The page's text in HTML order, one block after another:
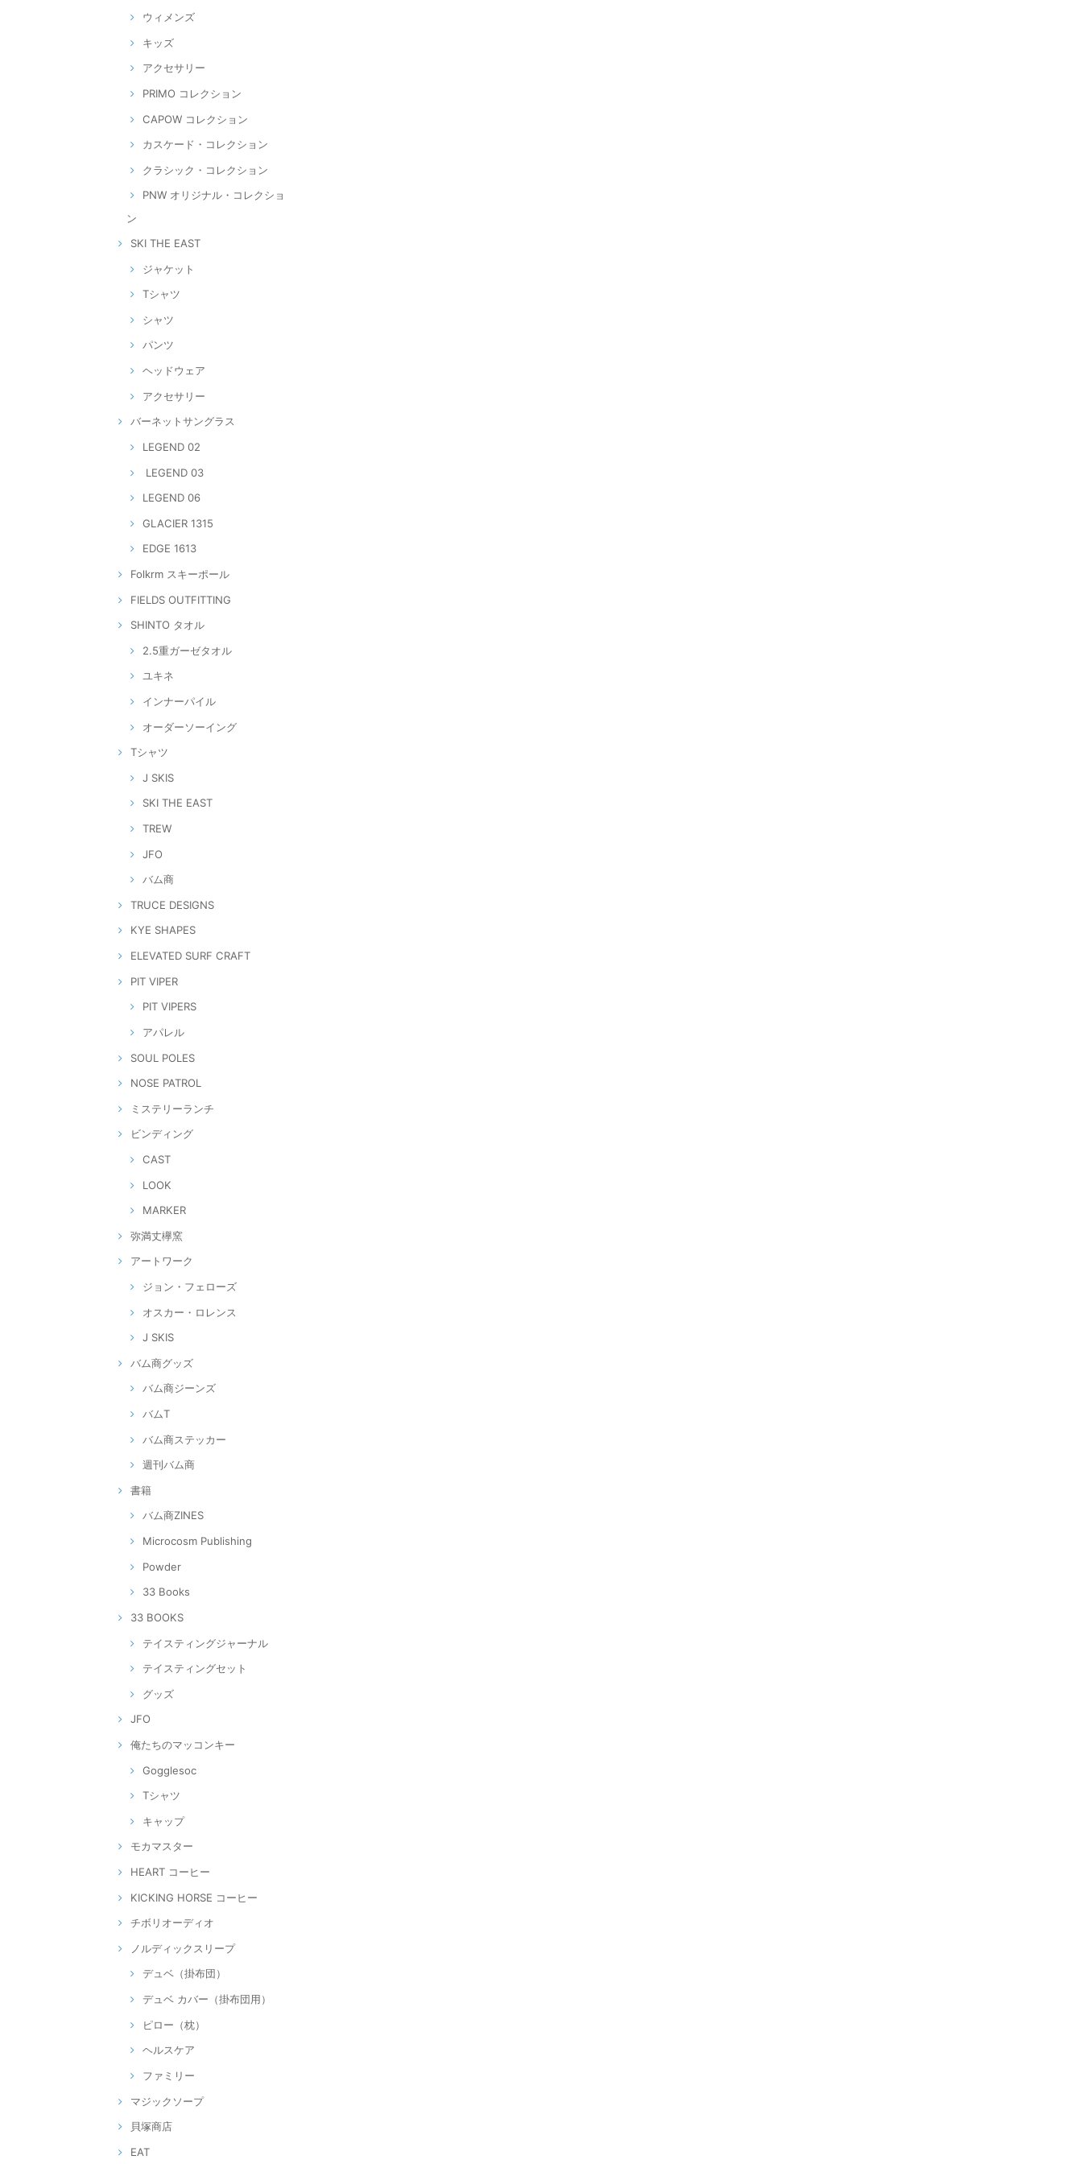
ウィメンズ
キッズ
アクセサリー
PRIMO コレクション
CAPOW コレクション
カスケード・コレクション
クラシック・コレクション
PNW オリジナル・コレクショ
ン
SKI THE EAST
ジャケット
Tシャツ
シャツ
パンツ
ヘッドウェア
アクセサリー
バーネットサングラス
LEGEND 02
LEGEND 03
LEGEND 06
GLACIER 1315
EDGE 1613
Folkrm スキーポール
FIELDS OUTFITTING
SHINTO タオル
2.5重ガーゼタオル
ユキネ
インナーパイル
オーダーソーイング
Tシャツ
J SKIS
SKI THE EAST
TREW
JFO
バム商
TRUCE DESIGNS
KYE SHAPES
ELEVATED SURF CRAFT
PIT VIPER
PIT VIPERS
アパレル
SOUL POLES
NOSE PATROL
ミステリーランチ
ビンディング
CAST
LOOK
MARKER
弥満丈欅窯
アートワーク
ジョン・フェローズ
オスカー・ロレンス
J SKIS
バム商グッズ
バム商ジーンズ
バムT
バム商ステッカー
週刊バム商
書籍
バム商ZINES
Microcosm Publishing
Powder
33 Books
33 BOOKS
テイスティングジャーナル
テイスティングセット
グッズ
JFO
俺たちのマッコンキー
Gogglesoc
Tシャツ
キャップ
モカマスター
HEART コーヒー
KICKING HORSE コーヒー
チボリオーディオ
ノルディックスリープ
デュベ（掛布団）
デュベ カバー（掛布団用）
ピロー（枕）
ヘルスケア
ファミリー
マジックソープ
貝塚商店
EAT